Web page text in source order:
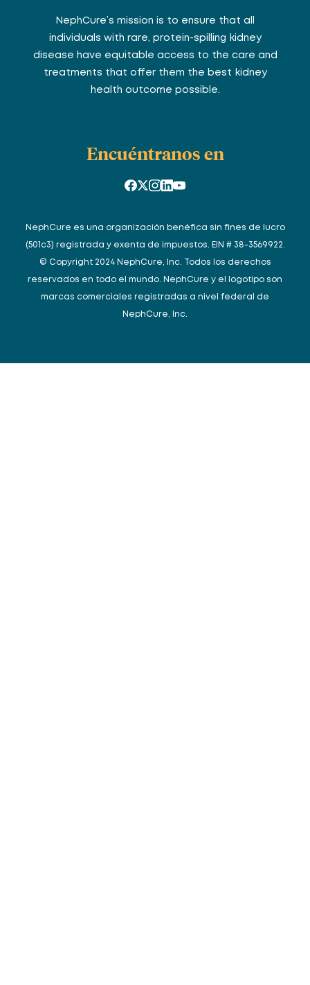
NephCure’s mission is to ensure that all
individuals with rare, protein-spilling kidney
disease have equitable access to the care and
treatments that offer them the best kidney
health outcome possible.
Encuéntranos en
NephCure es una organización benéfica sin fines de lucro
(501c3) registrada y exenta de impuestos. EIN # 38-3569922.
© Copyright 2024 NephCure, Inc. Todos los derechos
reservados en todo el mundo. NephCure y el logotipo son
marcas comerciales registradas a nivel federal de
NephCure, Inc.